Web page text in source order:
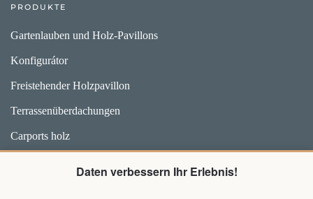
Daten verbessern Ihr Erlebnis!
PRODUKTE
Gartenlauben und Holz-Pavillons
Konfigurátor
Freistehender Holzpavillon
Terrassenüberdachungen
Carports holz